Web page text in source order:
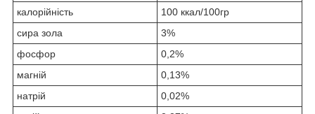
калорійність
100 ккал/100гр
сира зола
3%
фосфор
0,2%
магній
0,13%
натрій
0,02%